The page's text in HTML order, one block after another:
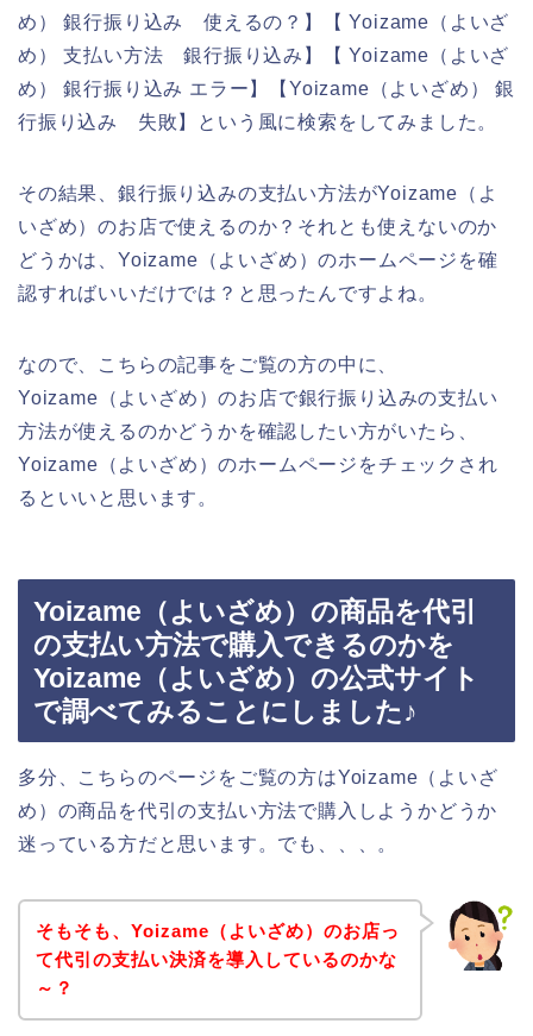
め） 銀行振り込み 使えるの？】【 Yoizame（よいざ
め） 支払い方法 銀行振り込み】【 Yoizame（よいざ
め） 銀行振り込み エラー】【Yoizame（よいざめ） 銀
行振り込み 失敗】という風に検索をしてみました。
その結果、銀行振り込みの支払い方法がYoizame（よ
いざめ）のお店で使えるのか？それとも使えないのか
どうかは、Yoizame（よいざめ）のホームページを確
認すればいいだけでは？と思ったんですよね。
なので、こちらの記事をご覧の方の中に、
Yoizame（よいざめ）のお店で銀行振り込みの支払い
方法が使えるのかどうかを確認したい方がいたら、
Yoizame（よいざめ）のホームページをチェックされ
るといいと思います。
Yoizame（よいざめ）の商品を代引
の支払い方法で購入できるのかを
Yoizame（よいざめ）の公式サイト
で調べてみることにしました♪
多分、こちらのページをご覧の方はYoizame（よいざ
め）の商品を代引の支払い方法で購入しようかどうか
迷っている方だと思います。でも、、、。
そもそも、Yoizame（よいざめ）のお店っ
て代引の支払い決済を導入しているのかな
～？